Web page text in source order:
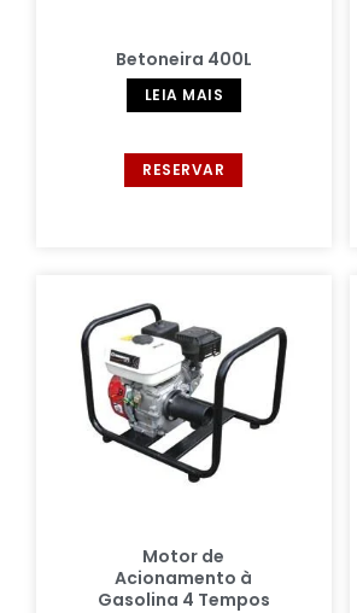
Betoneira 400L
LEIA MAIS
RESERVAR
Motor de
Acionamento à
Gasolina 4 Tempos